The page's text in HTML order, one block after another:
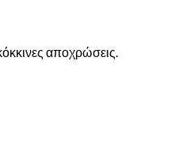
αποχρώσεις.